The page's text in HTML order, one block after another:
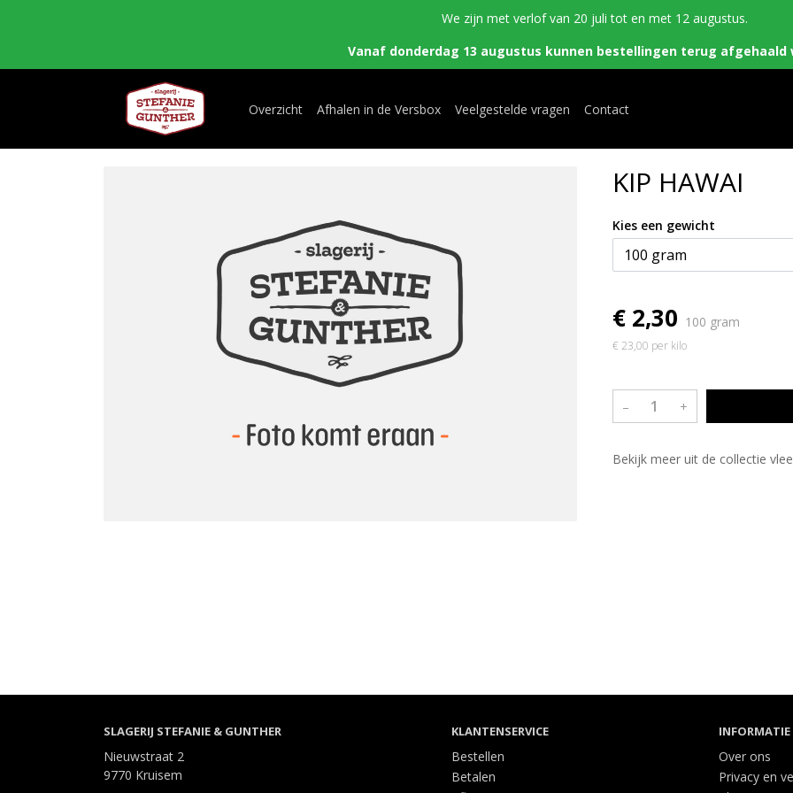
We zijn met verlof van 20 juli tot en met 12 augustus.
Vanaf donderdag 13 augustus kunnen bestellingen terug afgehaald
Overzicht Afhalen in de Versbox Veelgestelde vragen Contact
KIP HAWAI
Kies een gewicht
€ 2,30 100 gram
€ 23,00 per kilo
– +
Bekijk meer uit de collectie
SLAGERIJ STEFANIE & GUNTHER
Nieuwstraat 2
9770 Kruisem
KLANTENSERVICE
Bestellen
Betalen
INFORMATIE
Over ons
Privacy en